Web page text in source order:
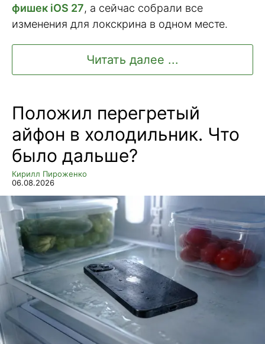
фишек iOS 27, а сейчас собрали все
изменения для локскрина в одном месте.
Читать далее ...
Положил перегретый
айфон в холодильник. Что
было дальше?
Кирилл Пироженко
06.08.2026